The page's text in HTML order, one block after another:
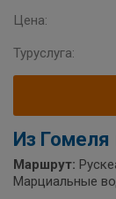
Цена:
Туруслуга:
Из Гомеля
Маршрут:
Марциальные